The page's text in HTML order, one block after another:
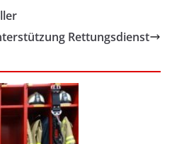
Rettungsdienst